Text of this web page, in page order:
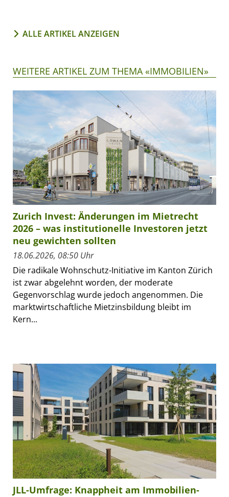
ALLE ARTIKEL ANZEIGEN
WEITERE ARTIKEL ZUM THEMA «IMMOBILIEN»
Zurich Invest: Änderungen im Mietrecht
2026 – was institutionelle Investoren jetzt
neu gewichten sollten
18.06.2026, 08:50 Uhr
Die radikale Wohnschutz-Initiative im Kanton Zürich
ist zwar abgelehnt worden, der moderate
Gegenvorschlag wurde jedoch angenommen. Die
marktwirtschaftliche Mietzinsbildung bleibt im
Kern...
JLL-Umfrage: Knappheit am Immobilien-